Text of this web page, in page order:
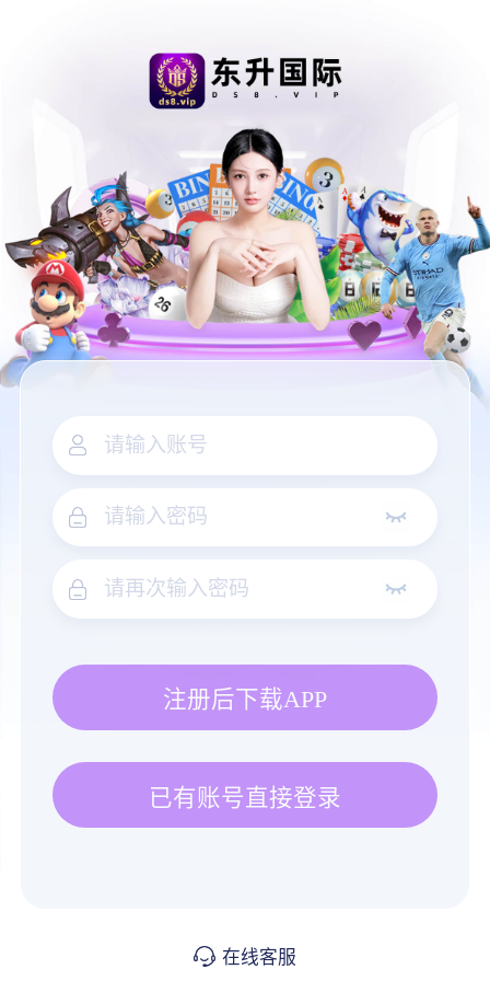
注册后下载APP
已有账号直接登录
在线客服